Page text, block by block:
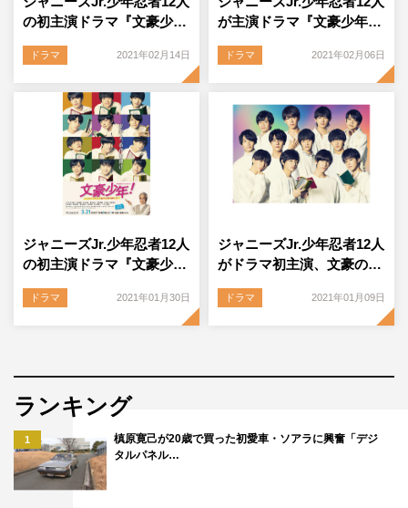
の初主演ドラマ『文豪少…
ドラマ 2021年02月14日
が主演ドラマ『文豪少年…
ドラマ 2021年02月06日
ジャニーズJr.少年忍者12人
の初主演ドラマ『文豪少…
ドラマ 2021年01月30日
ジャニーズJr.少年忍者12人
がドラマ初主演、文豪の…
ドラマ 2021年01月09日
ランキング
1
槙原寛己が20歳で買った初愛車・ソアラに興奮「デジ
タルパネル…